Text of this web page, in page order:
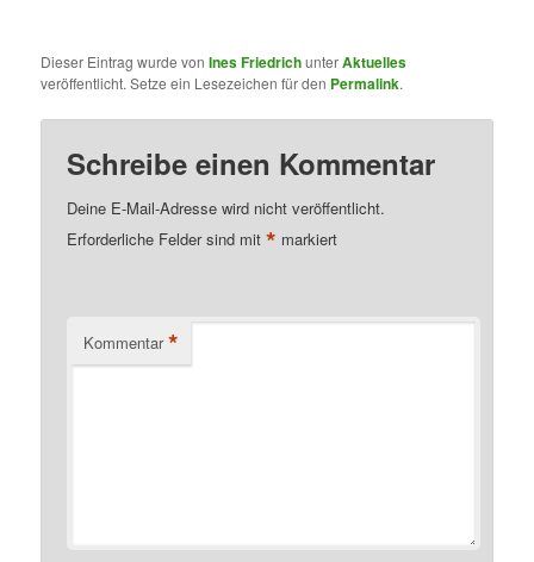
Dieser Eintrag wurde vonInes FriedrichunterAktuelles
veröffentlicht. Setze ein Lesezeichen für den Permalink.
Schreibe einen Kommentar
Deine E-Mail-Adresse wird nicht veröffentlicht.
Erforderliche Felder sind mit* markiert
Kommentar *